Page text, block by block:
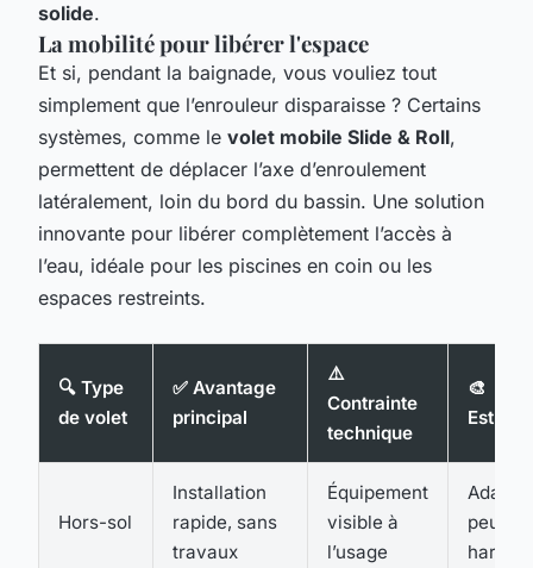
solide.
La mobilité pour libérer l'espace
Et si, pendant la baignade, vous vouliez tout
simplement que l’enrouleur disparaisse ? Certains
systèmes, comme le volet mobile Slide & Roll,
permettent de déplacer l’axe d’enroulement
latéralement, loin du bord du bassin. Une solution
innovante pour libérer complètement l’accès à
l’eau, idéale pour les piscines en coin ou les
espaces restreints.
🔍 Type
de volet
✅ Avantage
principal
⚠️
Contrainte
technique
🎨
Hors-sol
Installation
rapide, sans
travaux
Équipement
visible à
l’usage
Adapté,
peut